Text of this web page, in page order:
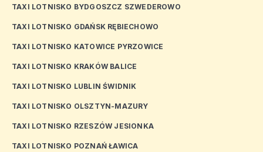
TAXI LOTNISKO BYDGOSZCZ SZWEDEROWO
TAXI LOTNISKO GDAŃSK RĘBIECHOWO
TAXI LOTNISKO KATOWICE PYRZOWICE
TAXI LOTNISKO KRAKÓW BALICE
TAXI LOTNISKO LUBLIN ŚWIDNIK
TAXI LOTNISKO OLSZTYN-MAZURY
TAXI LOTNISKO RZESZÓW JESIONKA
TAXI LOTNISKO POZNAŃ ŁAWICA